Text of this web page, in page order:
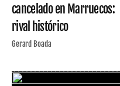
cancelado en Marruecos:
rival histórico
Gerard Boada